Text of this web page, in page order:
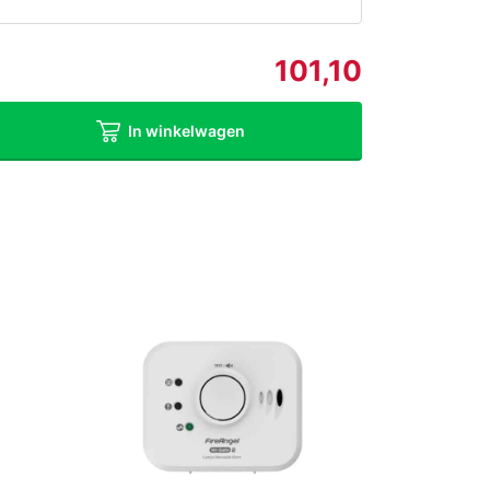
101,10
In winkelwagen